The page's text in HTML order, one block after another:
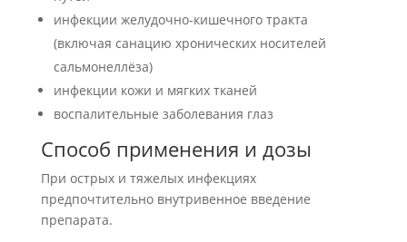
инфекции желудочно-кишечного тракта
(включая санацию хронических носителей
сальмонеллёза)
инфекции кожи и мягких тканей
воспалительные заболевания глаз
Способ применения и дозы
При острых и тяжелых инфекциях
предпочтительно внутривенное введение
препарата.